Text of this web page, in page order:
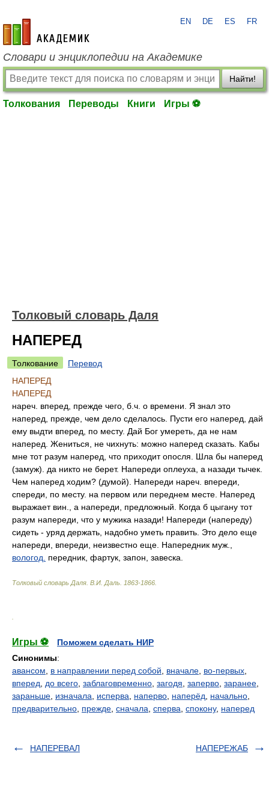
academic.ru
EN DE ES FR
Словари и энциклопедии на Академике
Найти!
Толкования Переводы Книги Игры ⚽
Толковый словарь Даля
НАПЕРЕД
Толкование
Перевод
НАПЕРЕД
НАПЕРЕД
нареч. вперед, прежде чего, б.ч. о времени. Я знал это
наперед, прежде, чем дело сделалось. Пусти его наперед, дай
ему выдти вперед, по месту. Дай Бог умереть, да не нам
наперед. Жениться, не чихнуть: можно наперед сказать. Кабы
мне тот разум наперед, что приходит опосля. Шла бы наперед
(замуж). да никто не берет. Напереди оплеуха, а назади тычек.
Чем наперед ходим? (думой). Напереди нареч. впереди,
спереди, по месту. на первом или переднем месте. Наперед
выражает вин., а напереди, предложный. Когда б цыгану тот
разум напереди, что у мужика назади! Напереди (напереду)
сидеть - уряд держать, надобно уметь править. Это дело еще
напереди, впереди, неизвестно еще. Напередник муж.,
вологод.
передник, фартук, запон, завеска.
Толковый словарь Даля В.И. Даль. 1863-1866
Игры ⚽
Поможем сделать НИР
Синонимы:
авансом
в направлении перед собой вначале во-первых
вперед
до всего заблаговременно загодя заперво заранее
зараньше изначала исперва наперво наперёд начально
предварительно прежде сначала сперва спокону, наперед
НАПЕРЕВАЛ НАПЕРЕЖАБ